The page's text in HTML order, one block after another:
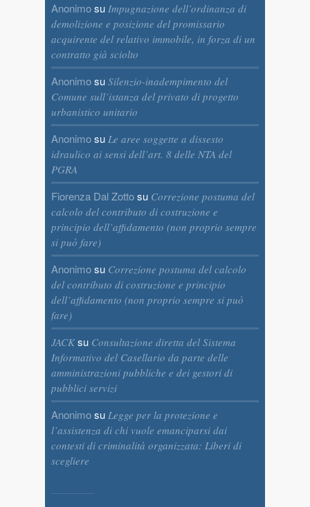
Anonimosu Impugnazione dell’ordinanza di
demolizione e posizione del promissario
acquirente del relativo immobile, in forza di un
contratto già sciolto
Anonimosu Silenzio-inadempimento del
Comune sull’istanza del privato di progetto
urbanistico unitario
Anonimosu Le aree soggette a dissesto
idraulico ai sensi dell’art. 8 delle NTA del
PGRA
Fiorenza Dal Zottosu Correzione postuma del
calcolo del contributo di costruzione e
principio dell’affidamento (non proprio sempre
si può fare)
Anonimosu Correzione postuma del calcolo
del contributo di costruzione e principio
dell’affidamento (non proprio sempre si può
fare)
JACKsu Consultazione diretta del Sistema
Informativo del Casellario da parte delle
amministrazioni pubbliche e dei gestori di
pubblici servizi
Anonimosu Legge per la protezione e
l’assistenza di chi vuole emanciparsi dai
contesti di criminalità organizzata: Liberi di
scegliere